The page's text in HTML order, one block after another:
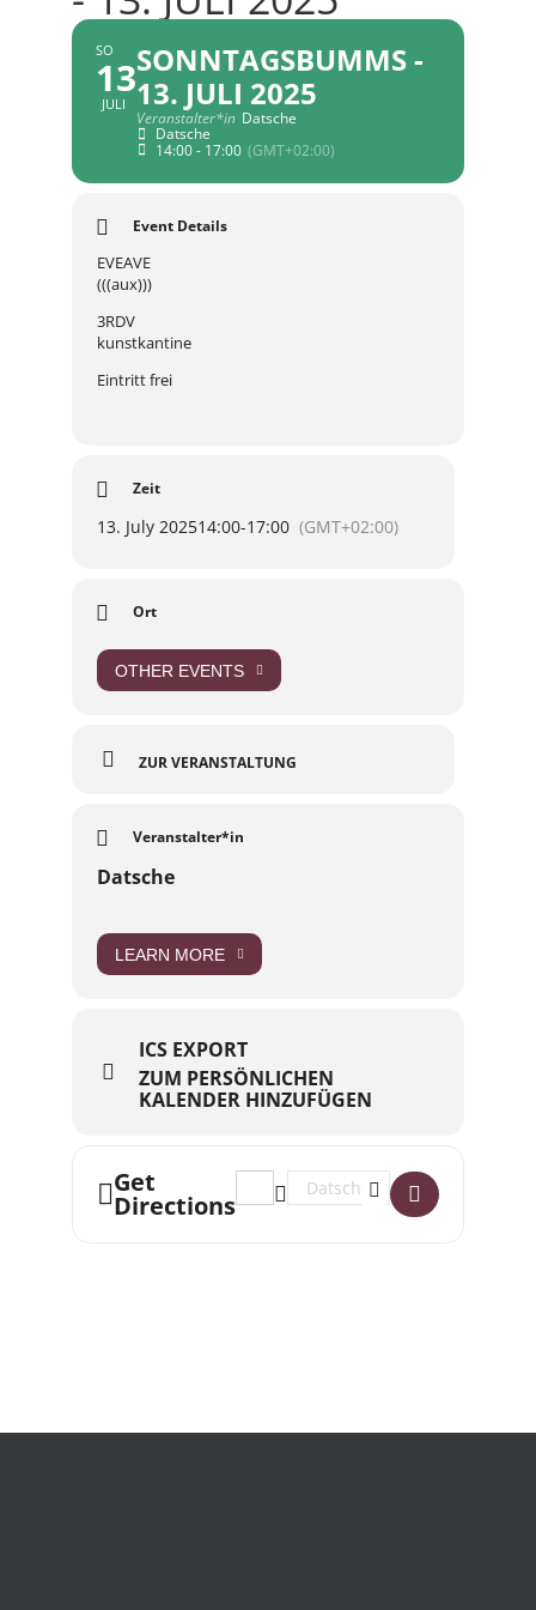
SO
13
JULI
SONNTAGSBUMMS -
13. JULI 2025
Veranstalter*in Datsche
Datsche
14:00 - 17:00 (GMT+02:00)
Event Details
EVEAVE
(((aux)))
3RDV
kunstkantine
Eintritt frei
Zeit
13. July 202514:00-17:00 (GMT+02:00)
Ort
OTHER EVENTS
ZUR VERANSTALTUNG
Veranstalter*in
Datsche
LEARN MORE
ICS EXPORT
ZUM PERSÖNLICHEN
KALENDER HINZUFÜGEN
Get
Directions
Address - SONNTAGSBUMMS - 13.
Destination Address -